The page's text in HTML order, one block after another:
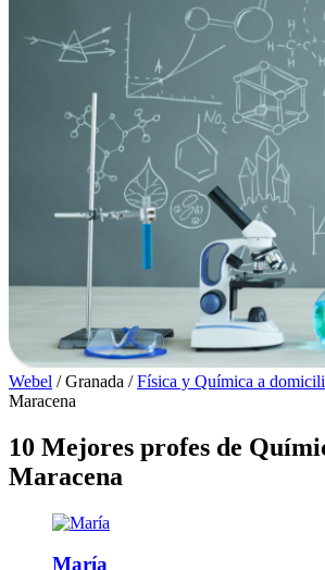
Webel / Granada / Física y Química a
Maracena
10 Mejores profes de
Maracena
María